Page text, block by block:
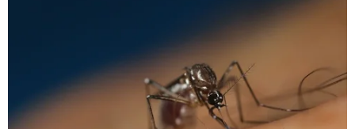
Khu vực tranh chấp giữa Anh và Argentina. (Nguồn:
analisidifesa.it)
Báo chí Argentina ngày 18/1 đưa tin thủ lĩnh
Công đảng đối lập ở Anh Jeremy Corbyn đã đề
xuất đối thoại với nước này trong vụ tranh chấp